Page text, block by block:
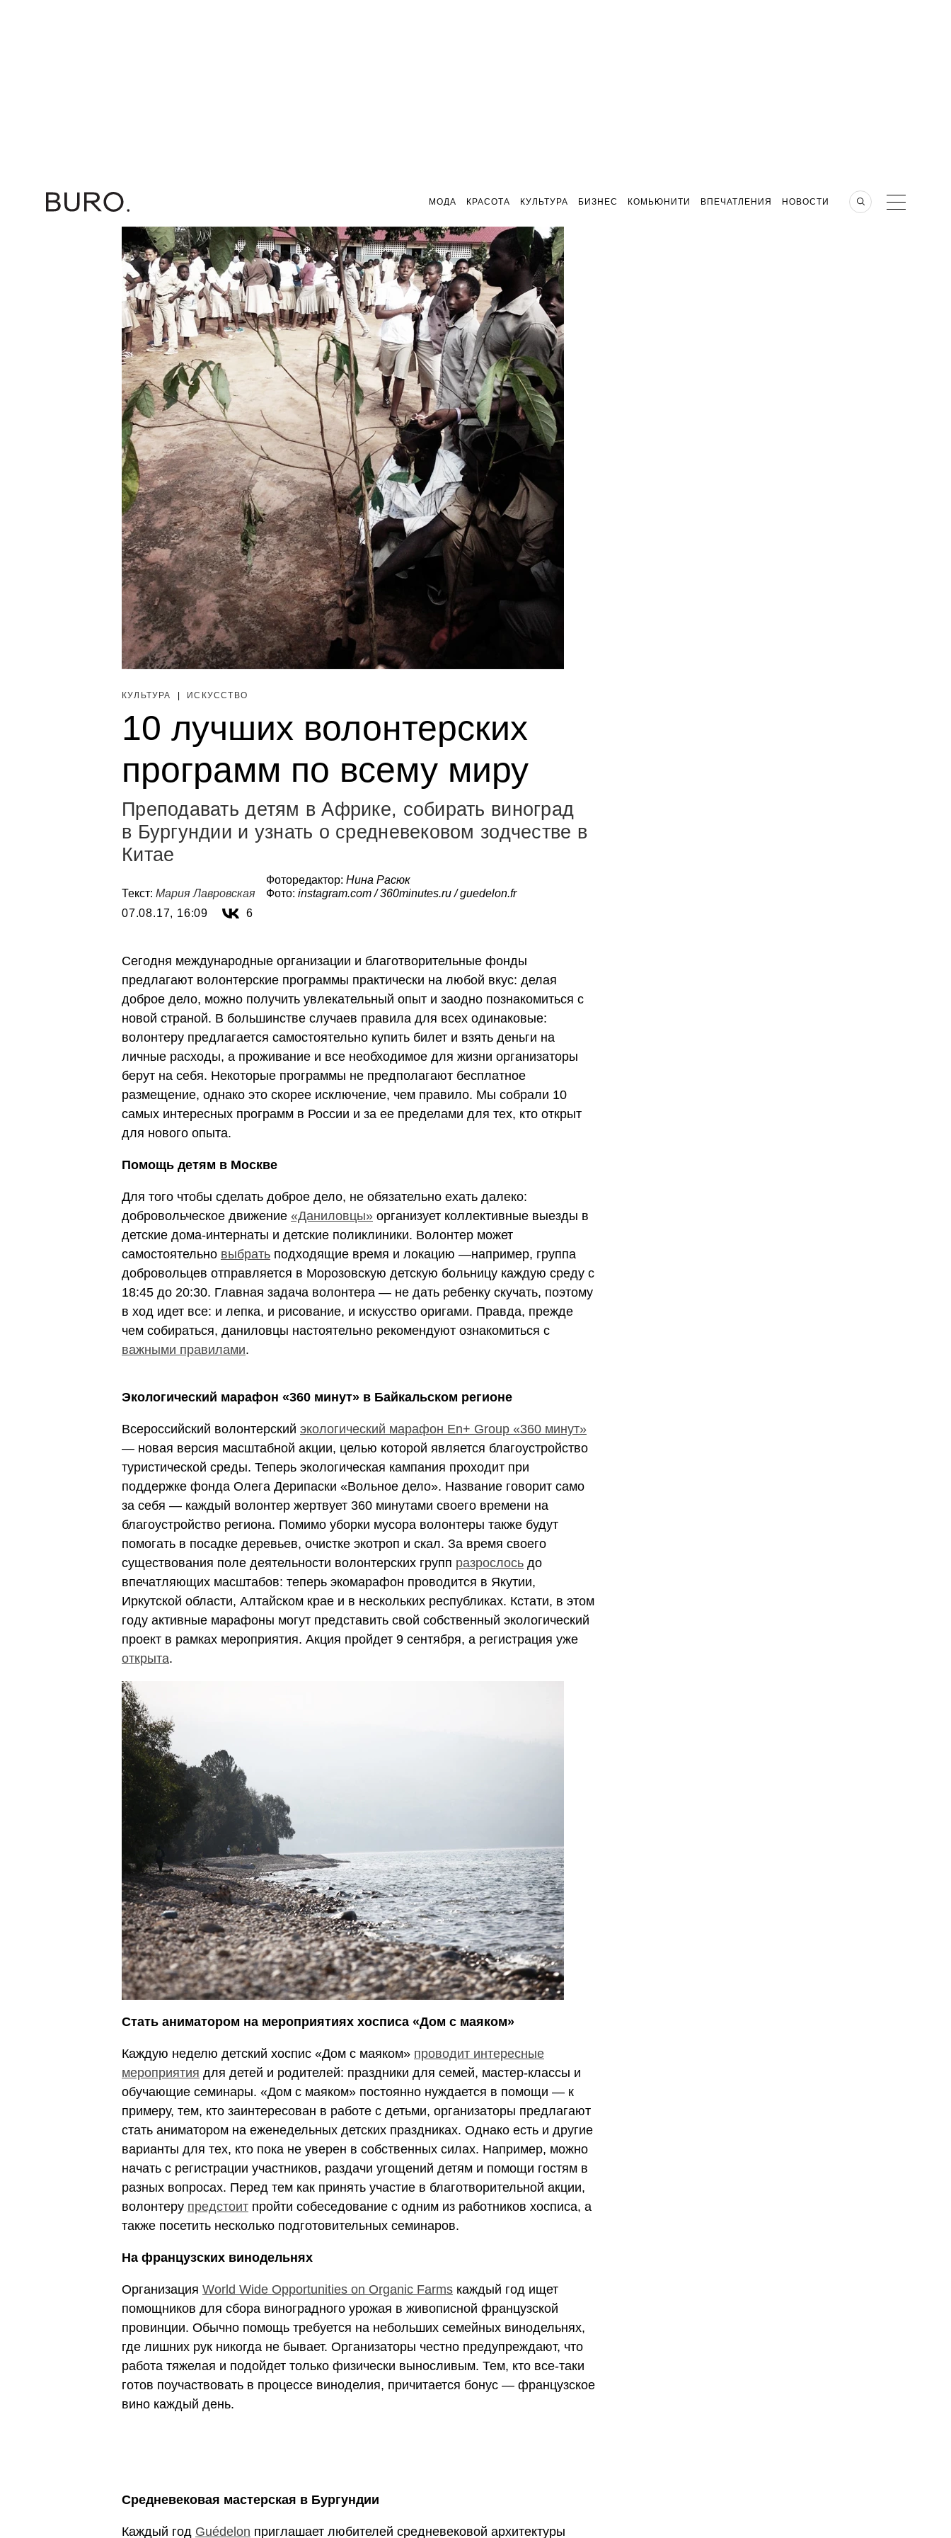
МОДА КРАСОТА КУЛЬТУРА БИЗНЕС КОМЬЮНИТИ ВПЕЧАТЛЕНИЯ НОВОСТИ
КУЛЬТУРА ИСКУССТВО
10 лучших волонтерских
программ по всему миру
Преподавать детям в Африке, собирать виноград
в Бургундии и узнать о средневековом зодчестве в
Китае
Текст: Мария Лавровская
Фоторедактор: Нина Расюк
Фото: instagram.com / 360minutes.ru / guedelon.fr
07.08.17, 16:09
6
Сегодня международные организации и благотворительные фонды
предлагают волонтерские программы практически на любой вкус: делая
доброе дело, можно получить увлекательный опыт и заодно познакомиться с
новой страной. В большинстве случаев правила для всех одинаковые:
волонтеру предлагается самостоятельно купить билет и взять деньги на
личные расходы, а проживание и все необходимое для жизни организаторы
берут на себя. Некоторые программы не предполагают бесплатное
размещение, однако это скорее исключение, чем правило. Мы собрали 10
самых интересных программ в России и за ее пределами для тех, кто открыт
для нового опыта.
Помощь детям в Москве
Для того чтобы сделать доброе дело, не обязательно ехать далеко:
добровольческое движение «Даниловцы» организует коллективные выезды в
детские дома-интернаты и детские поликлиники. Волонтер может
самостоятельно выбрать подходящие время и локацию —например, группа
добровольцев отправляется в Морозовскую детскую больницу каждую среду с
18:45 до 20:30. Главная задача волонтера — не дать ребенку скучать, поэтому
в ход идет все: и лепка, и рисование, и искусство оригами. Правда, прежде
чем собираться, даниловцы настоятельно рекомендуют ознакомиться с
важными правилами.
Экологический марафон «360 минут» в Байкальском регионе
Всероссийский волонтерский экологический марафон En+ Group «360 минут»
— новая версия масштабной акции, целью которой является благоустройство
туристической среды. Теперь экологическая кампания проходит при
поддержке фонда Олега Дерипаски «Вольное дело». Название говорит само
за себя — каждый волонтер жертвует 360 минутами своего времени на
благоустройство региона. Помимо уборки мусора волонтеры также будут
помогать в посадке деревьев, очистке экотроп и скал. За время своего
существования поле деятельности волонтерских групп разрослось до
впечатляющих масштабов: теперь экомарафон проводится в Якутии,
Иркутской области, Алтайском крае и в нескольких республиках. Кстати, в этом
году активные марафоны могут представить свой собственный экологический
проект в рамках мероприятия. Акция пройдет 9 сентября, а регистрация уже
открыта.
Стать аниматором на мероприятиях хосписа «Дом с маяком»
Каждую неделю детский хоспис «Дом с маяком» проводит интересные
мероприятия для детей и родителей: праздники для семей, мастер-классы и
обучающие семинары. «Дом с маяком» постоянно нуждается в помощи — к
примеру, тем, кто заинтересован в работе с детьми, организаторы предлагают
стать аниматором на еженедельных детских праздниках. Однако есть и другие
варианты для тех, кто пока не уверен в собственных силах. Например, можно
начать с регистрации участников, раздачи угощений детям и помощи гостям в
разных вопросах. Перед тем как принять участие в благотворительной акции,
волонтеру предстоит пройти собеседование с одним из работников хосписа, а
также посетить несколько подготовительных семинаров.
На французских винодельнях
Организация World Wide Opportunities on Organic Farms каждый год ищет
помощников для сбора виноградного урожая в живописной французской
провинции. Обычно помощь требуется на небольших семейных винодельнях,
где лишних рук никогда не бывает. Организаторы честно предупреждают, что
работа тяжелая и подойдет только физически выносливым. Тем, кто все-таки
готов поучаствовать в процессе виноделия, причитается бонус — французское
вино каждый день.
Средневековая мастерская в Бургундии
Каждый год Guédelon приглашает любителей средневековой архитектуры